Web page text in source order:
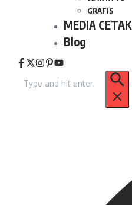
GRAFIS
MEDIA CETAK
Blog
untuk: